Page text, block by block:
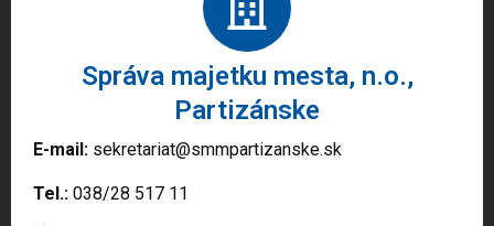
Správa majetku mesta, n.o.,
Partizánske
E-mail: sekretariat@smmpartizanske.sk
Tel.: 038/28 517 11